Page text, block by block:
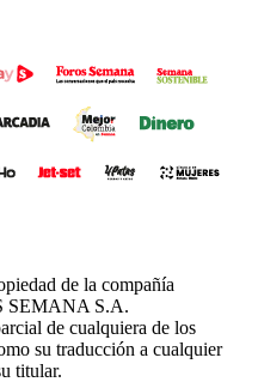
de la compañía
SEMANA S.A.
de cualquiera de los
su traducción a cualquier
titular.